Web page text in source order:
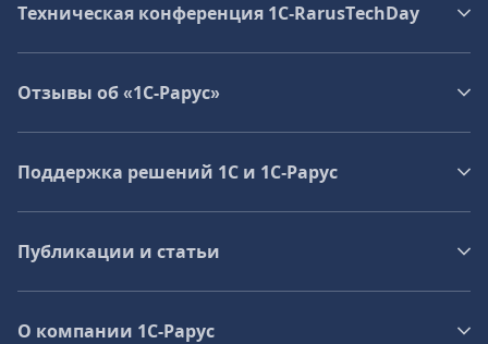
Техническая конференция 1C‑RarusTechDay
Отзывы об «1С-Рарус»
Поддержка решений 1С и 1С‑Рарус
Публикации и статьи
О компании 1C-Рарус